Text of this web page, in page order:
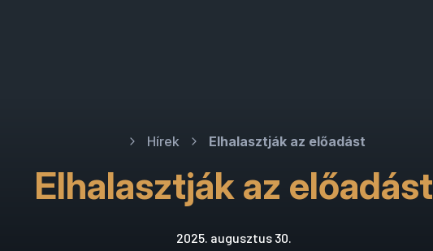
Hírek Elhalasztják az előadást
Elhalasztják az előadást
2025. augusztus 30.